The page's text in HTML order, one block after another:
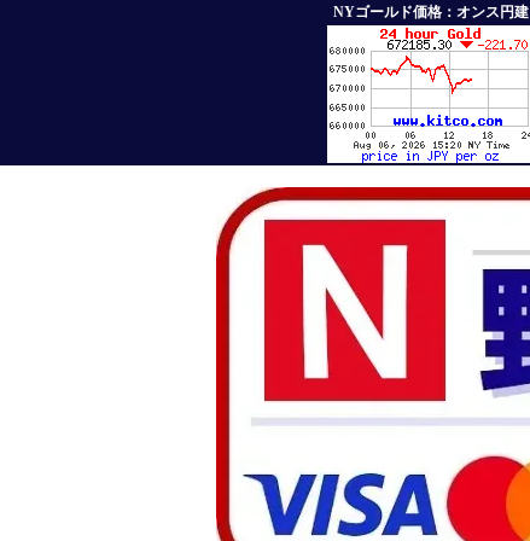
NYゴールド価格：オンス円建